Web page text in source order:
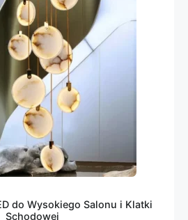
do Wysokiego Salonu i Klatki
Schodowej